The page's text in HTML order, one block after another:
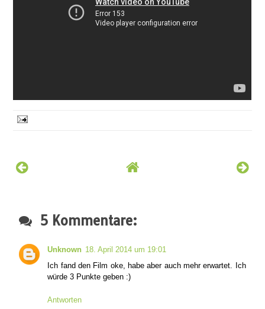
5 Kommentare:
Unknown 18. April 2014 um 19:01
Ich fand den Film oke, habe aber auch mehr erwartet. Ich
würde 3 Punkte geben :)
Antworten